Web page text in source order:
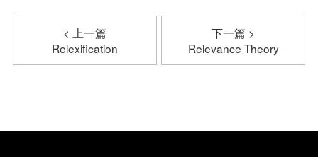
< 上一篇
Relexification
下一篇 >
Relevance Theory